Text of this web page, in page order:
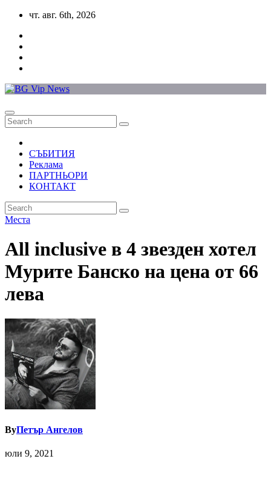
Skip
content
чт. авг. 6th, 2026
СЪБИТИЯ
Реклама
ПАРТНЬОРИ
КОНТАКТ
Места
All inclusive в 4 звезден хотел
Мурите Банско на цена от 66
лева
ByПетър Ангелов
юли 9, 2021